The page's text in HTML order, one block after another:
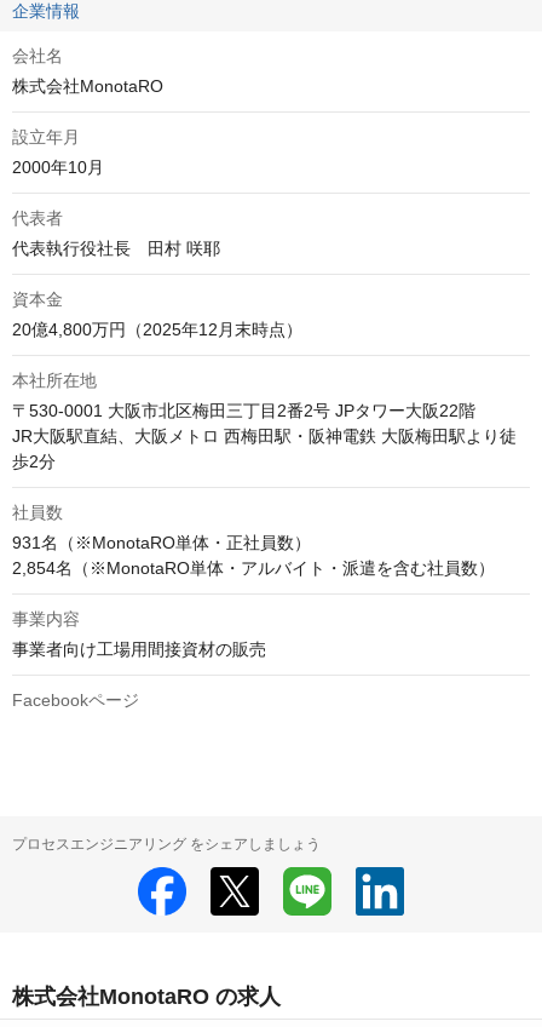
企業情報
会社名
株式会社MonotaRO
設立年月
2000年10月
代表者
代表執行役社長　田村 咲耶
資本金
20億4,800万円（2025年12月末時点）
本社所在地
〒530-0001 大阪市北区梅田三丁目2番2号 JPタワー大阪22階
JR大阪駅直結、大阪メトロ 西梅田駅・阪神電鉄 大阪梅田駅より徒
歩2分
社員数
931名（※MonotaRO単体・正社員数）
事業内容
事業者向け工場用間接資材の販売
Facebookページ
プロセスエンジニアリング をシェアしましょう
株式会社MonotaRO の求人